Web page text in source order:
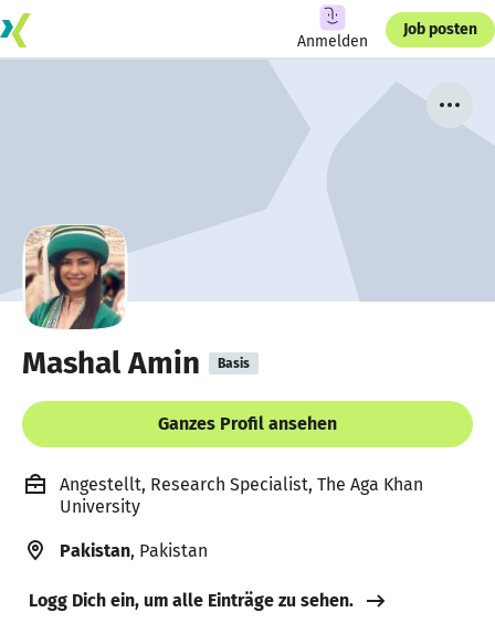
Anmelden
Job posten
Mashal Amin Basis
Ganzes Profil ansehen
Angestellt, Research Specialist, The Aga Khan
University
Pakistan, Pakistan
Logg Dich ein, um alle Einträge zu sehen.